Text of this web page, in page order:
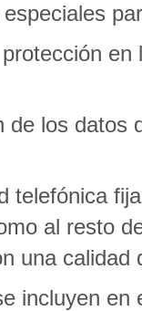
de los datos
telefónica
al resto
una calidad
incluyen en